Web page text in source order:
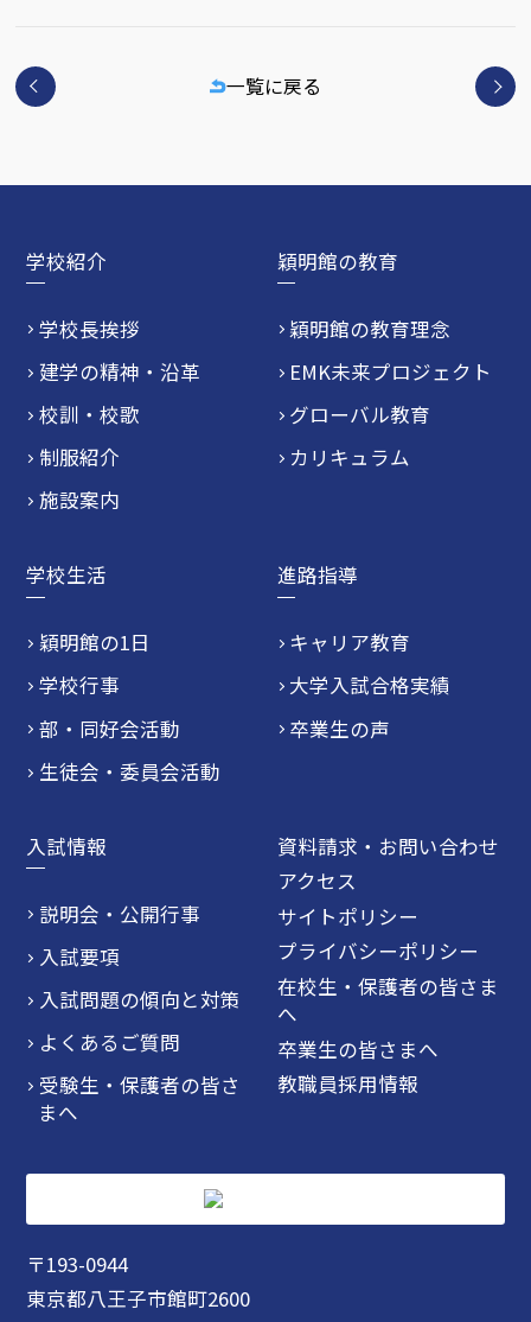
一覧に戻る
学校紹介
学校長挨拶
建学の精神・沿革
校訓・校歌
制服紹介
施設案内
穎明館の教育
穎明館の教育理念
EMK未来プロジェクト
グローバル教育
カリキュラム
学校生活
穎明館の1日
学校行事
部・同好会活動
生徒会・委員会活動
進路指導
キャリア教育
大学入試合格実績
卒業生の声
入試情報
説明会・公開行事
入試要項
入試問題の傾向と対策
よくあるご質問
受験生・保護者の皆さ
まへ
資料請求・お問い合わせ
アクセス
サイトポリシー
プライバシーポリシー
在校生・保護者の皆さま
へ
卒業生の皆さまへ
教職員採用情報
〒193-0944
東京都八王子市館町2600